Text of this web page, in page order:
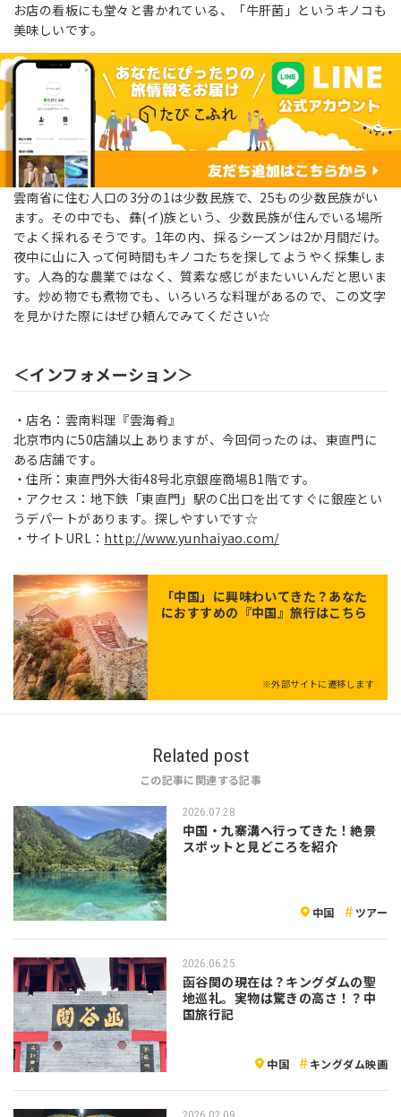
お店の看板にも堂々と書かれている、「牛肝菌」というキノコも
美味しいです。
雲南省に住む人口の3分の1は少数民族で、25もの少数民族がい
ます。その中でも、彝(イ)族という、少数民族が住んでいる場所
でよく採れるそうです。1年の内、採るシーズンは2か月間だけ。
夜中に山に入って何時間もキノコたちを探してようやく採集しま
す。人為的な農業ではなく、質素な感じがまたいいんだと思いま
す。炒め物でも煮物でも、いろいろな料理があるので、この文字
を見かけた際にはぜひ頼んでみてください☆
＜インフォメーション＞
・店名：雲南料理『雲海肴』
北京市内に50店舗以上ありますが、今回伺ったのは、東直門に
ある店舗です。
・住所：東直門外大街48号北京銀座商場B1階です。
・アクセス：地下鉄「東直門」駅のC出口を出てすぐに銀座とい
うデパートがあります。探しやすいです☆
・サイトURL： http://www.yunhaiyao.com/
「中国 」に興味わいてきた？あなた
におすすめの『中国』旅行はこちら
※外部サイトに遷移します
Related post
この記事に関連する記事
2026.07.28
中国・九寨溝へ行ってきた！絶景
スポットと見どころを紹介
中国 ツアー
2026.06.25
函谷関の現在は？キングダムの聖
地巡礼。実物は驚きの高さ！？中
国旅行記
中国 キングダム映画
2026.02.09